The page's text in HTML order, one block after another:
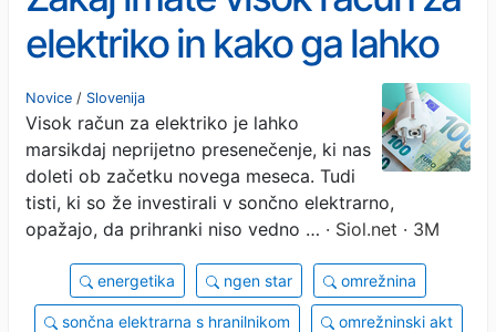
elektriko in kako ga lahko
občutno znižate?
Novice / Slovenija
Visok račun za elektriko je lahko
marsikdaj neprijetno presenečenje, ki nas
doleti ob začetku novega meseca. Tudi
tisti, ki so že investirali v sončno elektrarno,
opažajo, da prihranki niso vedno … · Siol.net · 3M
energetika ngen star omrežnina
sončna elektrarna s hranilnikom omrežninski akt